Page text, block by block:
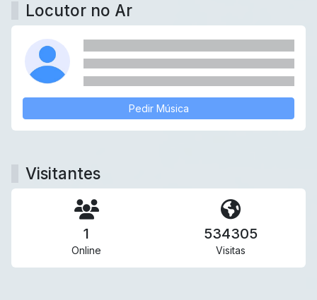
Locutor no Ar
Pedir Música
Visitantes
1
Online
534305
Visitas